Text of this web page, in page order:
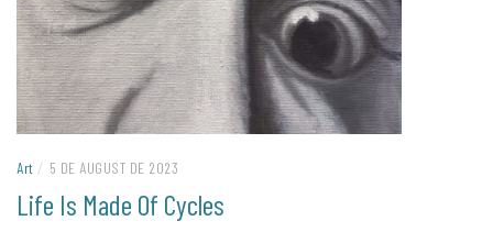
Art / 5 DE AUGUST DE 2023
Life Is Made Of Cycles